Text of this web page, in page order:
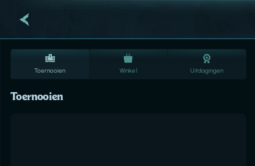
Toernooien Winkel Uitdagingen
Toernooien